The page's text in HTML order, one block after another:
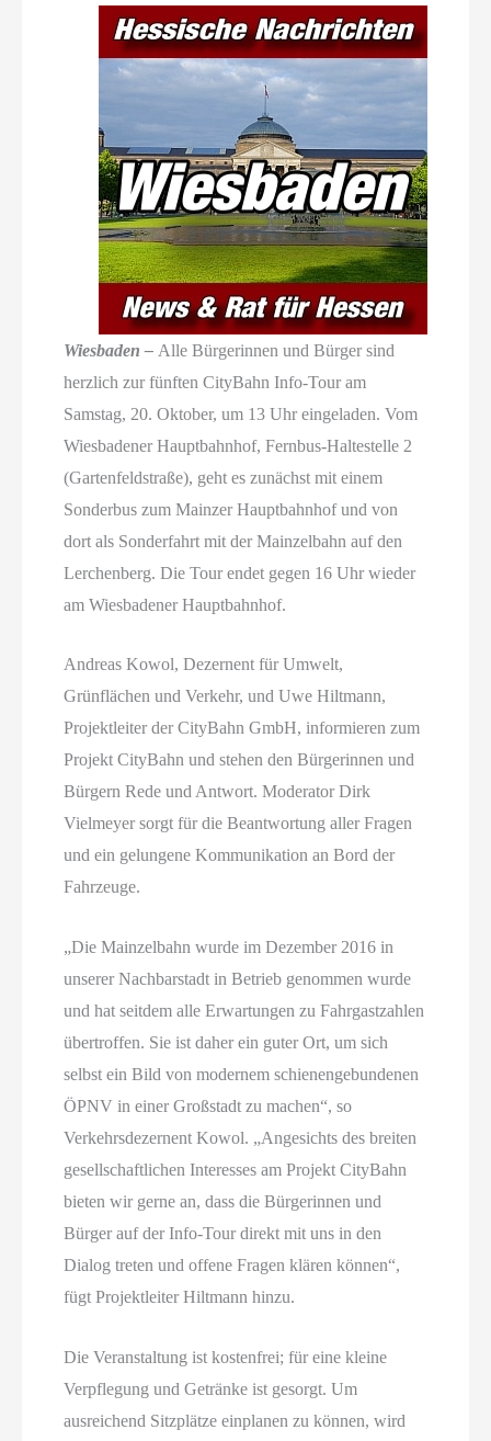
Wiesbaden – Alle Bürgerinnen und Bürger sind
herzlich zur fünften CityBahn Info-Tour am
Samstag, 20. Oktober, um 13 Uhr eingeladen. Vom
Wiesbadener Hauptbahnhof, Fernbus-Haltestelle 2
(Gartenfeldstraße), geht es zunächst mit einem
Sonderbus zum Mainzer Hauptbahnhof und von
dort als Sonderfahrt mit der Mainzelbahn auf den
Lerchenberg. Die Tour endet gegen 16 Uhr wieder
am Wiesbadener Hauptbahnhof.
Andreas Kowol, Dezernent für Umwelt,
Grünflächen und Verkehr, und Uwe Hiltmann,
Projektleiter der CityBahn GmbH, informieren zum
Projekt CityBahn und stehen den Bürgerinnen und
Bürgern Rede und Antwort. Moderator Dirk
Vielmeyer sorgt für die Beantwortung aller Fragen
und ein gelungene Kommunikation an Bord der
Fahrzeuge.
„Die Mainzelbahn wurde im Dezember 2016 in
unserer Nachbarstadt in Betrieb genommen wurde
und hat seitdem alle Erwartungen zu Fahrgastzahlen
übertroffen. Sie ist daher ein guter Ort, um sich
selbst ein Bild von modernem schienengebundenen
ÖPNV in einer Großstadt zu machen“, so
Verkehrsdezernent Kowol. „Angesichts des breiten
gesellschaftlichen Interesses am Projekt CityBahn
bieten wir gerne an, dass die Bürgerinnen und
Bürger auf der Info-Tour direkt mit uns in den
Dialog treten und offene Fragen klären können“,
fügt Projektleiter Hiltmann hinzu.
Die Veranstaltung ist kostenfrei; für eine kleine
Verpflegung und Getränke ist gesorgt. Um
ausreichend Sitzplätze einplanen zu können, wird